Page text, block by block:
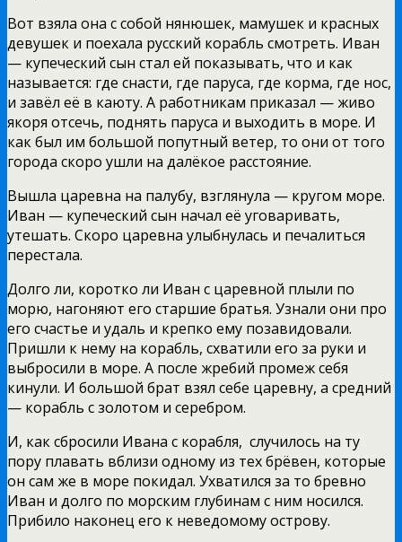
Вот взяла она с собой нянюшек, мамушек и красных
девушек и поехала русский корабль смотреть. Иван
— купеческий сын стал ей показывать, что и как
называется: где снасти, где паруса, где корма, где нос,
и завёл её в каюту. А работникам приказал — живо
якоря отсечь, поднять паруса и выходить в море. И
как был им большой попутный ветер, то они от того
города скоро ушли на далёкое расстояние.
Вышла царевна на палубу, взглянула — кругом море.
Иван — купеческий сын начал её уговаривать,
утешать. Скоро царевна улыбнулась и печалиться
перестала.
Долго ли, коротко ли Иван с царевной плыли по
морю, нагоняют его старшие братья. Узнали они про
его счастье и удаль и крепко ему позавидовали.
Пришли к нему на корабль, схватили его за руки и
выбросили в море. А после жребий промеж себя
кинули. И большой брат взял себе царевну, а средний
— корабль с золотом и серебром.
И, как сбросили Ивана с корабля, случилось на ту
пору плавать вблизи одному из тех брёвен, которые
он сам же в море покидал. Ухватился за то бревно
Иван и долго по морским глубинам с ним носился.
Прибило наконец его к неведомому острову.